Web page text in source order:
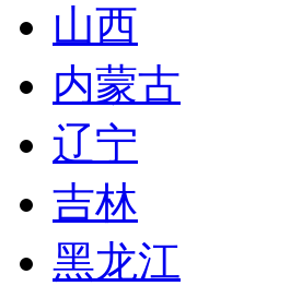
山西
内蒙古
辽宁
吉林
黑龙江